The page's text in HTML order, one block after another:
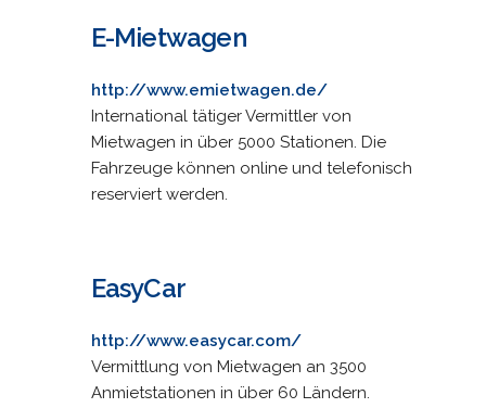
E-Mietwagen
http://www.emietwagen.de/
International tätiger Vermittler von
Mietwagen in über 5000 Stationen. Die
Fahrzeuge können online und telefonisch
reserviert werden.
EasyCar
http://www.easycar.com/
Vermittlung von Mietwagen an 3500
Anmietstationen in über 60 Ländern.